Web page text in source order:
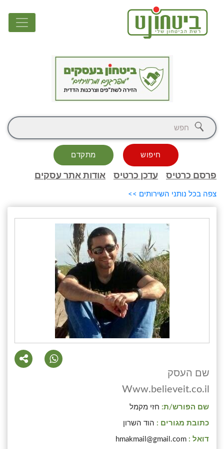
חיפוש מתקדם
פרסם כרטיס עדכן כרטיס אודות אתר עסקים
צפה בכל נותני השירותים >>
שם העסק
Www.believeit.co.il
שם הפורש/ת: חזי מקמל
כתובת מגורים : הוד השרון
דואל : hmakmail@gmail.com